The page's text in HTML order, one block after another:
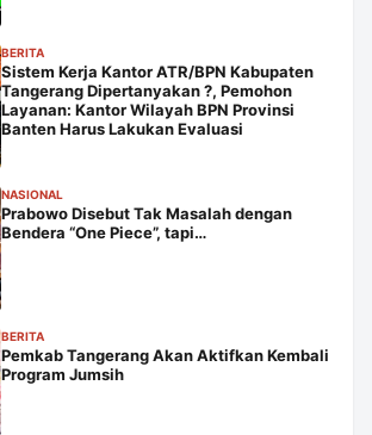
BERITA
Sistem Kerja Kantor ATR/BPN Kabupaten
Tangerang Dipertanyakan ?, Pemohon
Layanan: Kantor Wilayah BPN Provinsi
Banten Harus Lakukan Evaluasi
NASIONAL
Prabowo Disebut Tak Masalah dengan
Bendera “One Piece”, tapi…
BERITA
Pemkab Tangerang Akan Aktifkan Kembali
Program Jumsih